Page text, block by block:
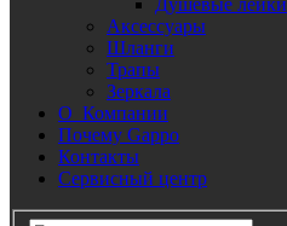
Душевые лейки
Аксессуары
Шланги
Трапы
Зеркала
О Компании
Почему Gappo
Контакты
Сервисный центр